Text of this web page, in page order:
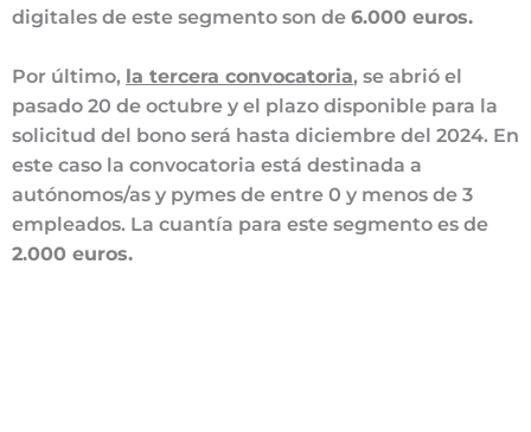
digitales de este segmento son de 6.000 euros.
Por último, la tercera convocatoria, se abrió el
pasado 20 de octubre y el plazo disponible para la
solicitud del bono será hasta diciembre del 2024. En
este caso la convocatoria está destinada a
autónomos/as y pymes de entre 0 y menos de 3
empleados. La cuantía para este segmento es de
2.000 euros.